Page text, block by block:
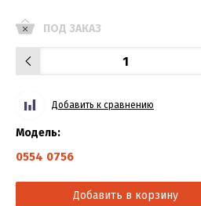
ПОД ЗАКАЗ
Добавить к сравнению
Модель:
0554 0756
Добавить в корзину